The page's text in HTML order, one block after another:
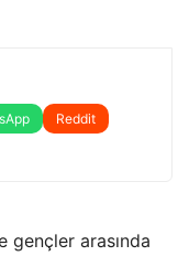
Reddit
gençler arasında